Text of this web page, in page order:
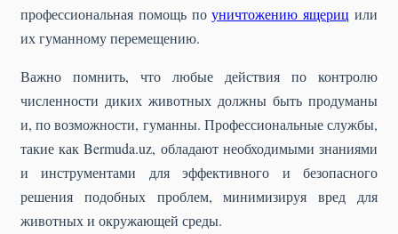
профессиональная помощь поуничтожению ящериц или
их гуманному перемещению.
Важно помнить, что любые действия по контролю
численности диких животных должны быть продуманы
и, по возможности, гуманны. Профессиональные службы,
такие как Bermuda.uz, обладают необходимыми знаниями
и инструментами для эффективного и безопасного
решения подобных проблем, минимизируя вред для
животных и окружающей среды.